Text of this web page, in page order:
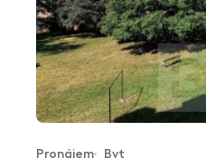
Pronájem Byt